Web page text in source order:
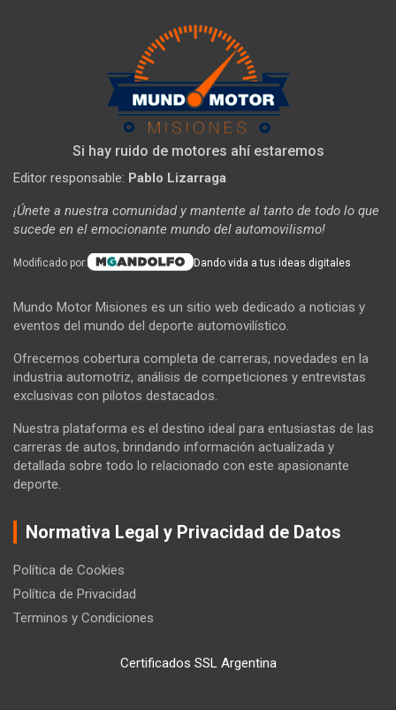
Si hay ruido de motores ahí estaremos
Editor responsable: Pablo Lizarraga
¡Únete a nuestra comunidad y mantente al tanto de todo lo que
sucede en el emocionante mundo del automovilismo!
Modificado por: Dando vida a tus ideas digitales
Mundo Motor Misiones es un sitio web dedicado a noticias y
eventos del mundo del deporte automovilístico.
Ofrecemos cobertura completa de carreras, novedades en la
industria automotriz, análisis de competiciones y entrevistas
exclusivas con pilotos destacados.
Nuestra plataforma es el destino ideal para entusiastas de las
carreras de autos, brindando información actualizada y
detallada sobre todo lo relacionado con este apasionante
deporte.
Normativa Legal y Privacidad de Datos
Política de Cookies
Política de Privacidad
Terminos y Condiciones
Certificados SSL Argentina